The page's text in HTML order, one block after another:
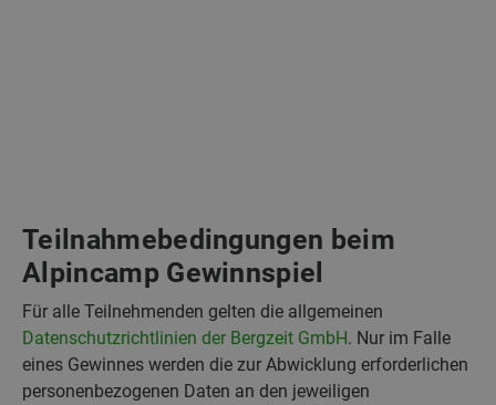
Teilnahmebedingungen beim
Alpincamp Gewinnspiel
Für alle Teilnehmenden gelten die allgemeinen
Datenschutzrichtlinien der Bergzeit GmbH. Nur im Falle
eines Gewinnes werden die zur Abwicklung erforderlichen
personenbezogenen Daten an den jeweiligen